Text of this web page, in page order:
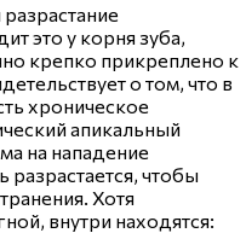
это у корня зуба,
крепко прикреплено к
о том, что в
хроническое
апикальный
на нападение
разрастается, чтобы
Хотя
внутри находятся: